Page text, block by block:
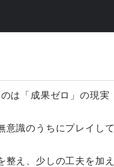
は「成果ゼロ」の現実
意識のうちにプレイして
整え、少しの工夫を加え